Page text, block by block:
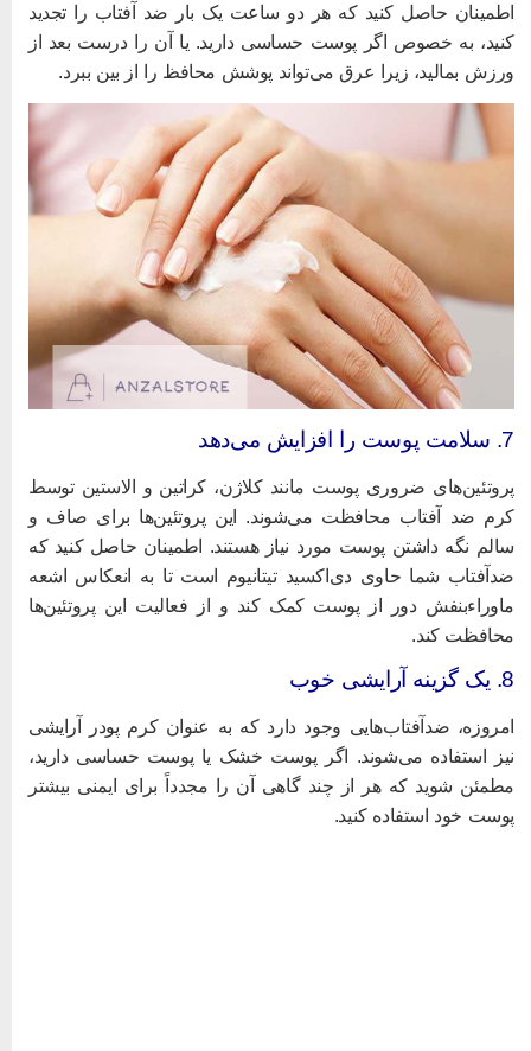
حاصل کنید که هر دو ساعت یک بار ضد آفتاب را تجدید
به خصوص اگر پوست حساسی دارید. یا آن را درست بعد از
بمالید، زیرا عرق می‌تواند پوشش محافظ را از بین ببرد.
ضروری پوست مانند کلاژن، کراتین و الاستین توسط
ضد آفتاب محافظت می‌شوند. این پروتئین‌ها برای صاف و
نگه داشتن پوست مورد نیاز هستند. اطمینان حاصل کنید که
شما حاوی دی‌اکسید تیتانیوم است تا به انعکاس اشعه
دور از پوست کمک کند و از فعالیت این پروتئین‌ها
کند.
ضدآفتاب‌هایی وجود دارد که به عنوان کرم پودر آرایشی
استفاده می‌شوند. اگر پوست خشک یا پوست حساسی دارید،
شوید که هر از چند گاهی آن را مجدداً برای ایمنی بیشتر
خود استفاده کنید.